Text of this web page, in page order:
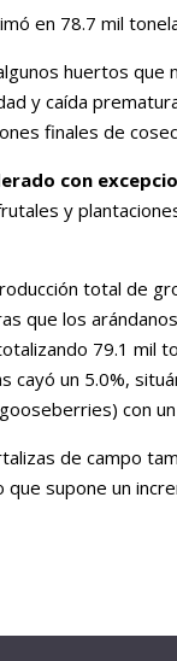
en 78.7 mil
huertos
y caída
finales de
con
y
total de
que los
79.1 mil
cayó un 5.0%,
con
de campo
que supone un